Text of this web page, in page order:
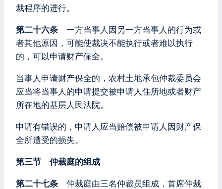
裁程序的进行。
第二十六条 一方当事人因另一方当事人的行为或
者其他原因，可能使裁决不能执行或者难以执行
的，可以申请财产保全。
当事人申请财产保全的，农村土地承包仲裁委员会
应当将当事人的申请提交被申请人住所地或者财产
所在地的基层人民法院。
申请有错误的，申请人应当赔偿被申请人因财产保
全所遭受的损失。
第三节 仲裁庭的组成
第二十七条 仲裁庭由三名仲裁员组成，首席仲裁